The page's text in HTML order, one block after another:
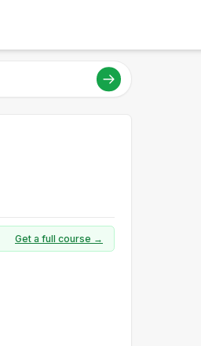
Get a full course →